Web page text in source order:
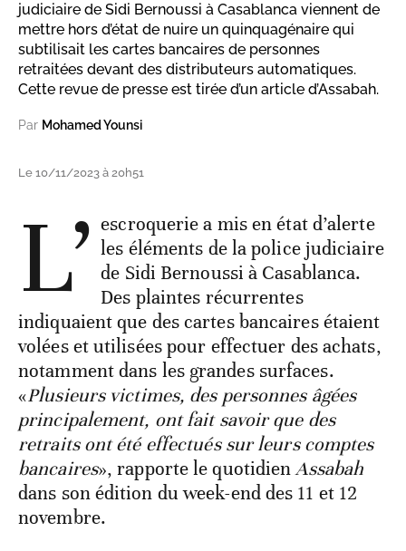
judiciaire de Sidi Bernoussi à Casablanca viennent de
mettre hors d’état de nuire un quinquagénaire qui
subtilisait les cartes bancaires de personnes
retraitées devant des distributeurs automatiques.
Cette revue de presse est tirée d’un article d’Assabah.
Par Mohamed Younsi
Le 10/11/2023 à 20h51
L’ escroquerie a mis en état d’alerte
les éléments de la police judiciaire
de Sidi Bernoussi à Casablanca.
Des plaintes récurrentes
indiquaient que des cartes bancaires étaient
volées et utilisées pour effectuer des achats,
notamment dans les grandes surfaces.
«Plusieurs victimes, des personnes âgées
principalement, ont fait savoir que des
retraits ont été effectués sur leurs comptes
bancaires», rapporte le quotidienAssabah
dans son édition du week-end des 11 et 12
novembre.